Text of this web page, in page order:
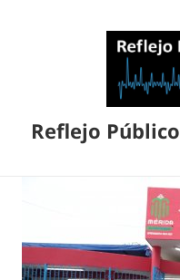
Reflejo Público